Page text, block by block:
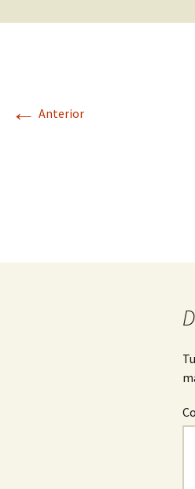
← Anterior